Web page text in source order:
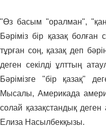
"Өз басым "оралман",
Бәріміз бір қазақ
тұрған соң, қазақ деп
деген секілді ұлттың
Бәрімізге "бір қазақ"
Мысалы, Америкада
солай қазақстандық деген
Елиза Насылбекқызы.